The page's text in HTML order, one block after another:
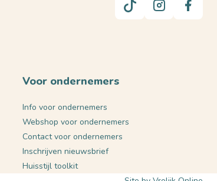
Voor ondernemers
Info voor ondernemers
Webshop voor ondernemers
Contact voor ondernemers
Inschrijven nieuwsbrief
Huisstijl toolkit